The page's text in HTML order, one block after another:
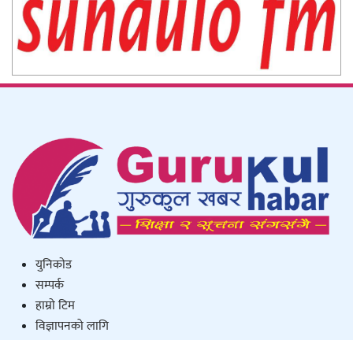
युनिकाेड
सम्पर्क
हाम्राे टिम
विज्ञापनको लागि